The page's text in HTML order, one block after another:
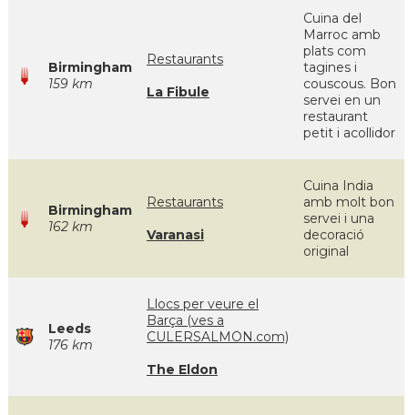
Birmingham
159 km
Restaurants
La Fibule
Cuina del
Marroc amb
plats com
tagines i
couscous. Bon
servei en un
restaurant
petit i acollidor
Birmingham
162 km
Restaurants
Varanasi
Cuina India
amb molt bon
servei i una
decoració
original
Leeds
176 km
Llocs per veure el
Barça (ves a
CULERSALMON.com)
The Eldon